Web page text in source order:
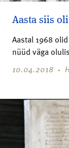
Aasta siis
Aastal 1968
nüüd väga
10.04.2018